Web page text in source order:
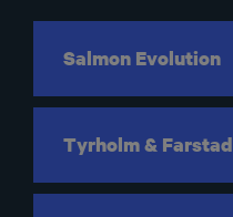
Salmon Evolution
Tyrholm & Farstad